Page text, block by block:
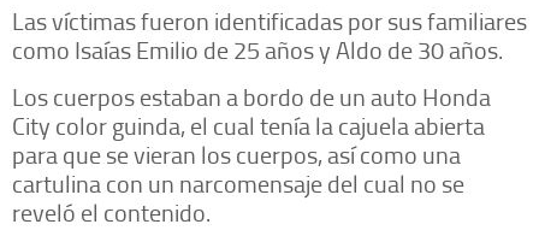
Las víctimas fueron identificadas por sus familiares
como Isaías Emilio de 25 años y Aldo de 30 años.
Los cuerpos estaban a bordo de un auto Honda
City color guinda, el cual tenía la cajuela abierta
para que se vieran los cuerpos, así como una
cartulina con un narcomensaje del cual no se
reveló el contenido.